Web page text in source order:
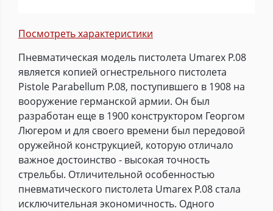
Посмотреть характеристики
Пневматическая модель пистолета Umarex P.08
является копией огнестрельного пистолета
Pistole Parabellum P.08, поступившего в 1908 на
вооружение германской армии. Он был
разработан еще в 1900 конструктором Георгом
Люгером и для своего времени был передовой
оружейной конструкцией, которую отличало
важное достоинство - высокая точность
стрельбы. Отличительной особенностью
пневматического пистолета Umarex P.08 стала
исключительная экономичность. Одного